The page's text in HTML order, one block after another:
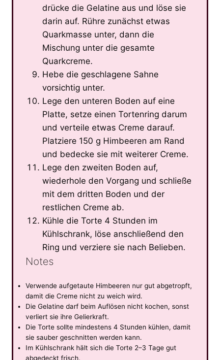
drücke die Gelatine aus und löse sie
darin auf. Rühre zunächst etwas
Quarkmasse unter, dann die
Mischung unter die gesamte
Quarkcreme.
Hebe die geschlagene Sahne
vorsichtig unter.
Lege den unteren Boden auf eine
Platte, setze einen Tortenring darum
und verteile etwas Creme darauf.
Platziere 150 g Himbeeren am Rand
und bedecke sie mit weiterer Creme.
Lege den zweiten Boden auf,
wiederhole den Vorgang und schließe
mit dem dritten Boden und der
restlichen Creme ab.
Kühle die Torte 4 Stunden im
Kühlschrank, löse anschließend den
Ring und verziere sie nach Belieben.
Notes
Verwende aufgetaute Himbeeren nur gut abgetropft,
damit die Creme nicht zu weich wird.
Die Gelatine darf beim Auflösen nicht kochen, sonst
verliert sie ihre Gelierkraft.
Die Torte sollte mindestens 4 Stunden kühlen, damit
sie sauber geschnitten werden kann.
Im Kühlschrank hält sich die Torte 2–3 Tage gut
abgedeckt frisch.